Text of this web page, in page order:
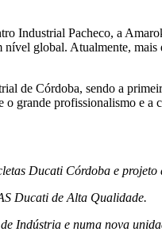
Industrial Pacheco, a
global. Atualmente,
de Córdoba, sendo a
grande profissionalismo e
Ducati Córdoba e projeto
Ducati de Alta Qualidade.
Indústria e numa nova